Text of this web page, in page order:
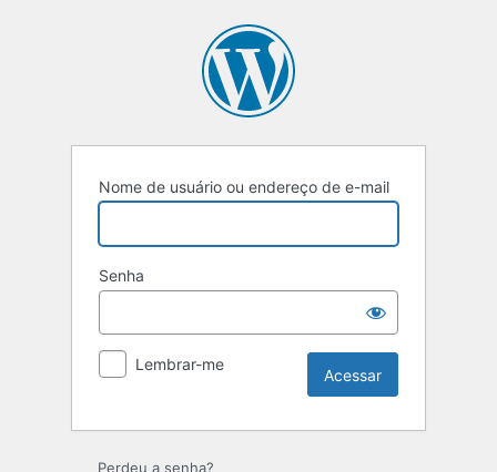
Nome de usuário ou endereço de e-mail
Senha
Lembrar-me
Perdeu a senha?